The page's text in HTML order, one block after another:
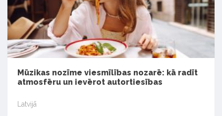
Mūzikas nozīme viesmīlības nozarē: kā radīt
atmosfēru un ievērot autortiesības
Latvijā